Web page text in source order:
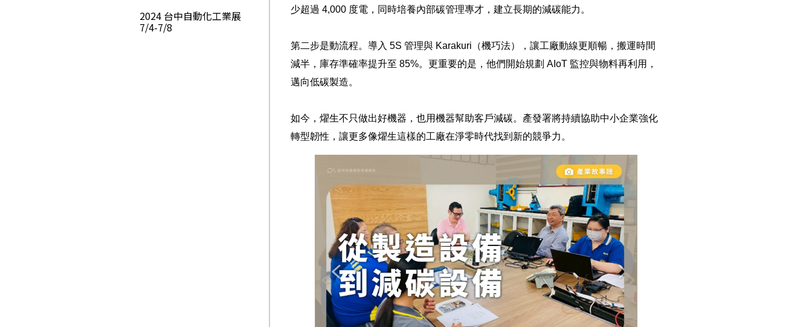
2024 台中自動化工業展
7/4-7/8
少超過 4,000 度電，同時培養內部碳管理專才，建立長期的減碳能力。
第二步是動流程。導入 5S 管理與 Karakuri（機巧法），讓工廠動線更順暢，搬運時間
減半，庫存準確率提升至 85%。更重要的是，他們開始規劃 AIoT 監控與物料再利用，
邁向低碳製造。
如今，燿生不只做出好機器，也用機器幫助客戶減碳。產發署將持續協助中小企業強化
轉型韌性，讓更多像燿生這樣的工廠在淨零時代找到新的競爭力。